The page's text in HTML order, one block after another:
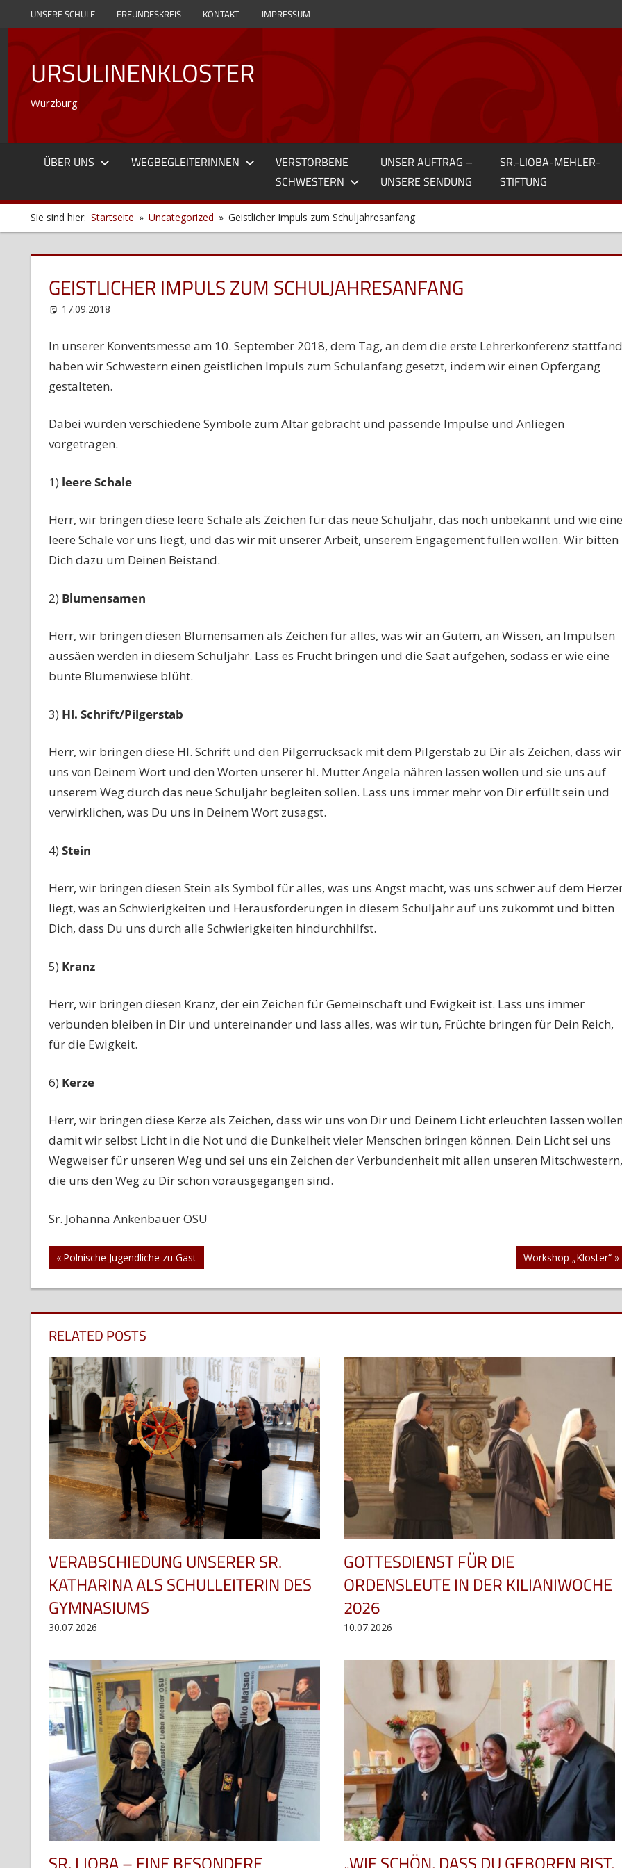
Inhalt
springen
UNSERE SCHULE FREUNDESKREIS KONTAKT IMPRESSUM
URSULINENKLOSTER
Würzburg
ÜBER UNS WEGBEGLEITERINNEN
VERSTORBENE
SCHWESTERN
UNSER AUFTRAG –
UNSERE SENDUNG
SR.-LIOBA-MEHLER-
STIFTUNG
Sie sind hier: Startseite Uncategorized Geistlicher Impuls zum Schuljahresanfang
GEISTLICHER IMPULS ZUM SCHULJAHRESANFANG
17.09.2018
In unserer Konventsmesse am 10. September 2018, dem Tag, an dem die erste Lehrerkonferenz
haben wir Schwestern einen geistlichen Impuls zum Schulanfang gesetzt, indem wir einen Opfergang
gestalteten.
Dabei wurden verschiedene Symbole zum Altar gebracht und passende Impulse und Anliegen
vorgetragen.
1) leere Schale
Herr, wir bringen diese leere Schale als Zeichen für das neue Schuljahr, das noch unbekannt und wie eine
leere Schale vor uns liegt, und das wir mit unserer Arbeit, unserem Engagement füllen wollen. Wir bitten
Dich dazu um Deinen Beistand.
2) Blumensamen
Herr, wir bringen diesen Blumensamen als Zeichen für alles, was wir an Gutem, an Wissen, an Impulsen
aussäen werden in diesem Schuljahr. Lass es Frucht bringen und die Saat aufgehen, sodass er wie eine
bunte Blumenwiese blüht.
3) Hl. Schrift/Pilgerstab
Herr, wir bringen diese Hl. Schrift und den Pilgerrucksack mit dem Pilgerstab zu Dir als Zeichen, dass wir
uns von Deinem Wort und den Worten unserer hl. Mutter Angela nähren lassen wollen und sie uns auf
unserem Weg durch das neue Schuljahr begleiten sollen. Lass uns immer mehr von Dir erfüllt sein und
verwirklichen, was Du uns in Deinem Wort zusagst.
4) Stein
Herr, wir bringen diesen Stein als Symbol für alles, was uns Angst macht, was uns schwer auf dem
liegt, was an Schwierigkeiten und Herausforderungen in diesem Schuljahr auf uns zukommt und bitten
Dich, dass Du uns durch alle Schwierigkeiten hindurchhilfst.
5) Kranz
Herr, wir bringen diesen Kranz, der ein Zeichen für Gemeinschaft und Ewigkeit ist. Lass uns immer
verbunden bleiben in Dir und untereinander und lass alles, was wir tun, Früchte bringen für Dein Reich,
für die Ewigkeit.
6) Kerze
Herr, wir bringen diese Kerze als Zeichen, dass wir uns von Dir und Deinem Licht erleuchten lassen
damit wir selbst Licht in die Not und die Dunkelheit vieler Menschen bringen können. Dein Licht sei uns
Wegweiser für unseren Weg und sei uns ein Zeichen der Verbundenheit mit allen unseren Mitschwestern,
die uns den Weg zu Dir schon vorausgegangen sind.
Sr. Johanna Ankenbauer OSU
Beitragsnavigation
Vorheriger
Beitrag:
Polnische Jugendliche zu Gast
Nächster
Beitrag:
Workshop „Kloster“
RELATED POSTS
VERABSCHIEDUNG UNSERER SR.
KATHARINA ALS SCHULLEITERIN DES
GYMNASIUMS
30.07.2026
GOTTESDIENST FÜR DIE
ORDENSLEUTE IN DER KILIANIWOCHE
2026
10.07.2026
Verabschiedung unserer Sr.
Katharina als Schulleiterin
des Gymnasiums
Gottesdienst
Kilianiwoche